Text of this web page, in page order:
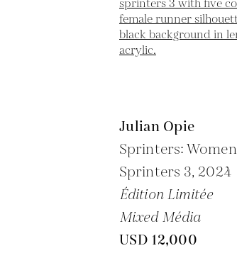
Julian Opie
Sprinters: Women
Sprinters 3, 2024
Édition Limitée
Mixed Média
USD 12,000